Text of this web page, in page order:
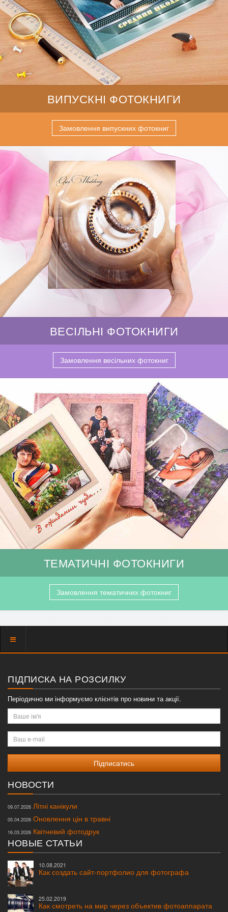
ВИПУСКНІ ФОТОКНИГИ
Замовлення випускних фотокниг
ВЕСІЛЬНІ ФОТОКНИГИ
Замовлення весільних фотокниг
ТЕМАТИЧНІ ФОТОКНИГИ
Замовлення тематичних фотокниг
Показать
ПІДПИСКА НА РОЗСИЛКУ
Періодично ми інформуємо клієнтів про новини та акції.
Ваше
ім'я
Ваш
e-
mail
НОВОСТИ
09.07.2026 Літні канікули
05.04.2026 Оновлення цін в травні
16.03.2026 Квітневий фотодрук
НОВЫЕ СТАТЬИ
10.08.2021
Как создать сайт-портфолио для фотографа
25.02.2019
Как смотреть на мир через объектив фотоаппарата